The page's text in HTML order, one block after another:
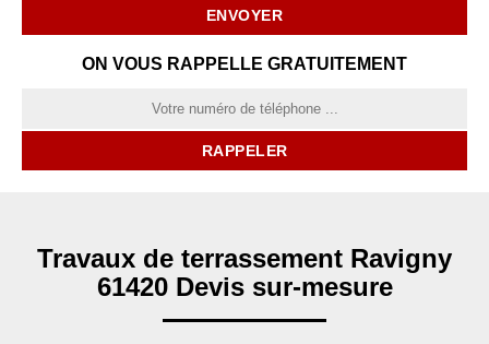
ON VOUS RAPPELLE GRATUITEMENT
Travaux de terrassement Ravigny
61420 Devis sur-mesure